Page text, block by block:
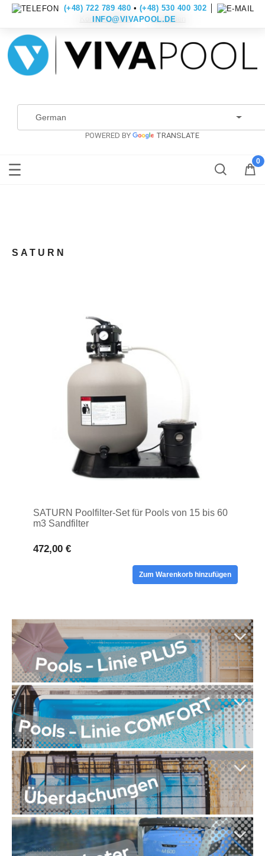
Konto erstellen Anmelden
POWERED BY TRANSLATE
(+48) 722 789 480 • (+48) 530 400 302
INFO@VIVAPOOL.DE
SATURN
SATURN Poolfilter-Set für Pools von 15 bis 60
m3 Sandfilter
472,00 €
Zum Warenkorb hinzufügen